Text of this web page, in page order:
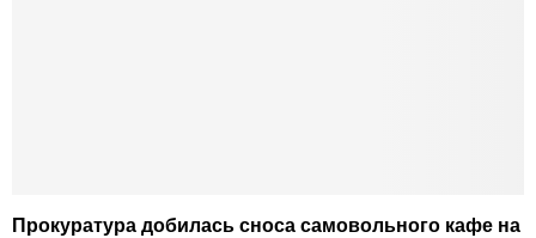
Прокуратура добилась сноса самовольного кафе на